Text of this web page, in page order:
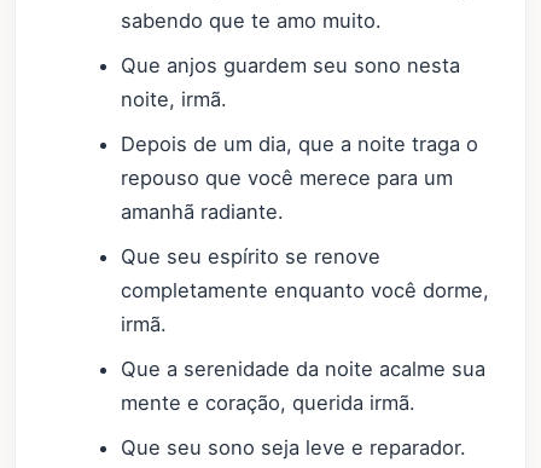
sabendo que te amo muito.
Que anjos guardem seu sono nesta
noite, irmã.
Depois de um dia, que a noite traga o
repouso que você merece para um
amanhã radiante.
Que seu espírito se renove
completamente enquanto você dorme,
irmã.
Que a serenidade da noite acalme sua
mente e coração, querida irmã.
Que seu sono seja leve e reparador.